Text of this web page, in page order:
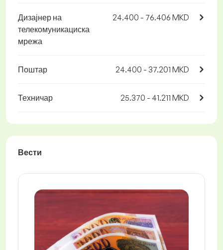
Дизајнер на
телекомуникациска
мрежа
24.400 - 76.406 MKD
Поштар 24.400 - 37.201 MKD
Техничар 25.370 - 41.211 MKD
Вести